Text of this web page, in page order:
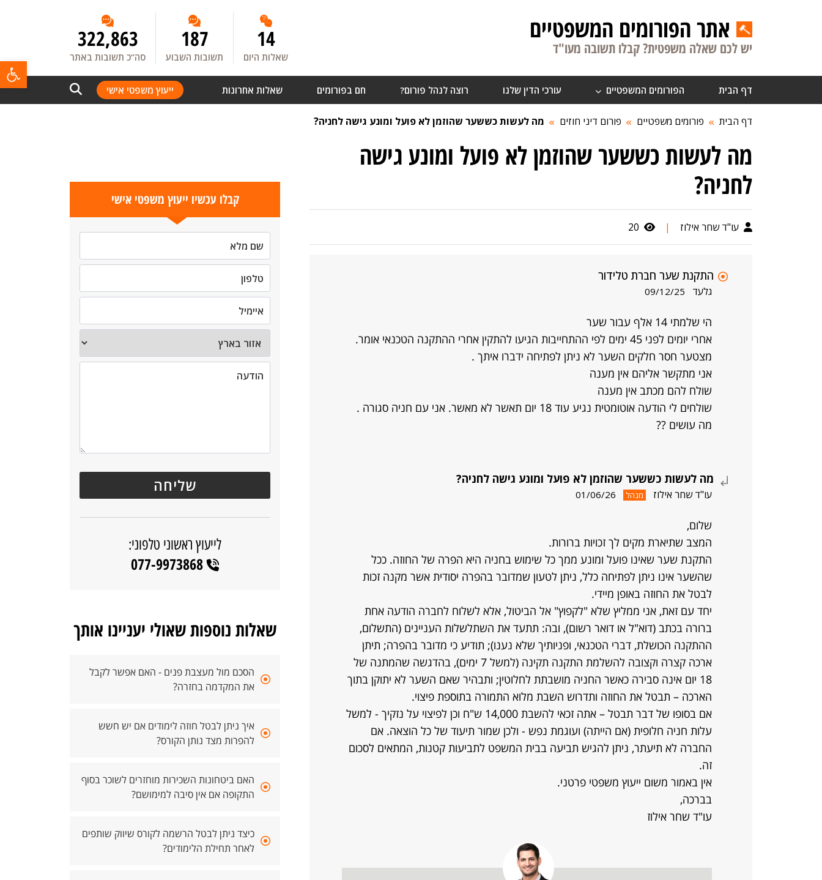
אתר הפורומים המשפטיים
יש לכם שאלה משפטית? קבלו תשובה מעו"ד 14
שאלות היום
187
תשובות השבוע
322,863
סה”כ תשובות באתר
דף הבית הפורומים המשפטיים עורכי הדין שלנו רוצה לנהל פורום? חם בפורומים שאלות אחרונות ייעוץ משפטי אישי
דף הבית פורומים משפטיים פורום דיני חוזים מה לעשות כששער שהוזמן לא פועל ומונע גישה לחניה?
מה לעשות כששער שהוזמן לא פועל ומונע גישה
לחניה?
עו"ד שחר אילוז |
20
התקנת שער חברת טלידור
גלעד 09/12/25
הי שלמתי 14 אלף עבור שער
אחרי יומים לפני 45 ימים לפי ההתחייבות הגיעו להתקין אחרי ההתקנה הטכנאי אומר.
מצטער חסר חלקים השער לא ניתן לפתיחה ידברו איתך .
אני מתקשר אליהם אין מענה
שולח להם מכתב אין מענה
שולחים לי הודעה אוטומטית נגיע עוד 18 יום תאשר לא מאשר. אני עם חניה סגורה .
מה עושים ??
מה לעשות כששער שהוזמן לא פועל ומונע גישה לחניה?
עו"ד שחר אילוז מנהל 01/06/26
שלום,
המצב שתיארת מקים לך זכויות ברורות.
התקנת שער שאינו פועל ומונע ממך כל שימוש בחניה היא הפרה של החוזה. ככל
שהשער אינו ניתן לפתיחה כלל, ניתן לטעון שמדובר בהפרה יסודית אשר מקנה זכות
לבטל את החוזה באופן מיידי.
יחד עם זאת, אני ממליץ שלא "לקפוץ" אל הביטול, אלא לשלוח לחברה הודעה אחת
ברורה בכתב (דוא"ל או דואר רשום), ובה: תתעד את השתלשלות העניינים (התשלום,
ההתקנה הכושלת, דברי הטכנאי, ופניותיך שלא נענו); תודיע כי מדובר בהפרה; תיתן
ארכה קצרה וקצובה להשלמת התקנה תקינה (למשל 7 ימים), בהדגשה שהמתנה של
18 יום אינה סבירה כאשר החניה מושבתת לחלוטין; ותבהיר שאם השער לא יתוקן בתוך
הארכה – תבטל את החוזה ותדרוש השבת מלוא התמורה בתוספת פיצוי.
אם בסופו של דבר תבטל – אתה זכאי להשבת 14,000 ש"ח וכן לפיצוי על נזקיך - למשל
עלות חניה חלופית (אם הייתה) ועוגמת נפש - ולכן שמור תיעוד של כל הוצאה. אם
החברה לא תיעתר, ניתן להגיש תביעה בבית המשפט לתביעות קטנות, המתאים לסכום
זה.
אין באמור משום ייעוץ משפטי פרטני.
בברכה,
עו"ד שחר אילוז
קבלו עכשיו ייעוץ משפטי אישי
לייעוץ ראשוני טלפוני:
077-9973868
שאלות נוספות שאולי יעניינו אותך
הסכם מול מעצבת פנים - האם אפשר לקבל
את המקדמה בחזרה?
איך ניתן לבטל חוזה לימודים אם יש חשש
להפרות מצד נותן הקורס?
האם ביטחונות השכירות מוחזרים לשוכר בסוף
התקופה אם אין סיבה למימושם?
כיצד ניתן לבטל הרשמה לקורס שיווק שותפים
לאחר תחילת הלימודים?